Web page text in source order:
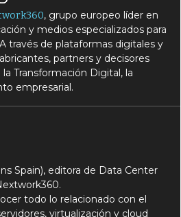
, grupo europeo líder en
y medios especializados para
través de plataformas digitales y
partners y decisores
Transformación Digital, la
empresarial.
Spain), editora de Data Center
todo lo relacionado con el
virtualización y cloud